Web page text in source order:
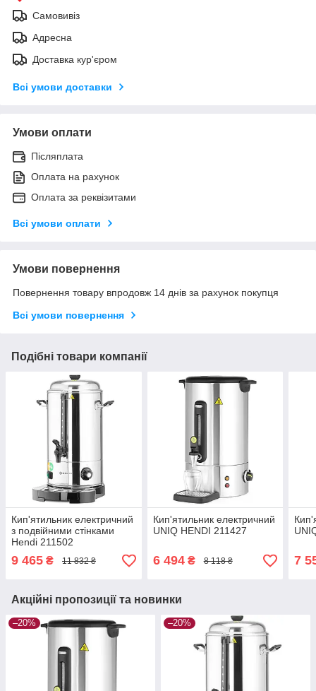
Самовивіз
Адресна
Доставка кур'єром
Всі умови доставки
Умови оплати
Післяплата
Оплата на рахунок
Оплата за реквізитами
Всі умови оплати
Умови повернення
Повернення товару впродовж 14 днів за рахунок покупця
Всі умови повернення
Подібні товари компанії
Кип'ятильник електричний
з подвійними стінками
Hendi 211502
9 465 ₴ 11 832 ₴
Кип'ятильник електричний
UNIQ HENDI 211427
6 494₴ 8 118 ₴ 7
Акційні пропозиції та новинки
–20% –20%